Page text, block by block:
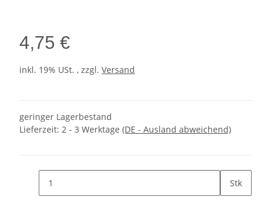
4,75 €
inkl. 19% USt. , zzgl. Versand
geringer Lagerbestand
Lieferzeit: 2 - 3 Werktage (DE - Ausland abweichend)
Stk